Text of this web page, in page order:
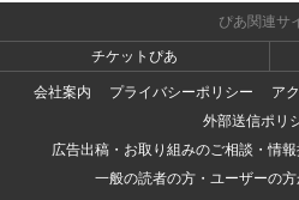
ぴあ関連サ
チケットぴあ
会社案内
プライバシーポリシー
ア
外部送信ポリ
広告出稿・お取り組みのご相談・情
一般の読者の方・ユーザーの